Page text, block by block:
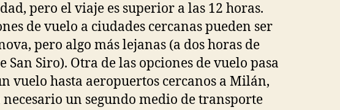
pero el viaje es superior a las 12 horas.
de vuelo a ciudades cercanas pueden ser
pero algo más lejanas (a dos horas de
San Siro). Otra de las opciones de vuelo pasa
vuelo hasta aeropuertos cercanos a Milán,
necesario un segundo medio de transporte